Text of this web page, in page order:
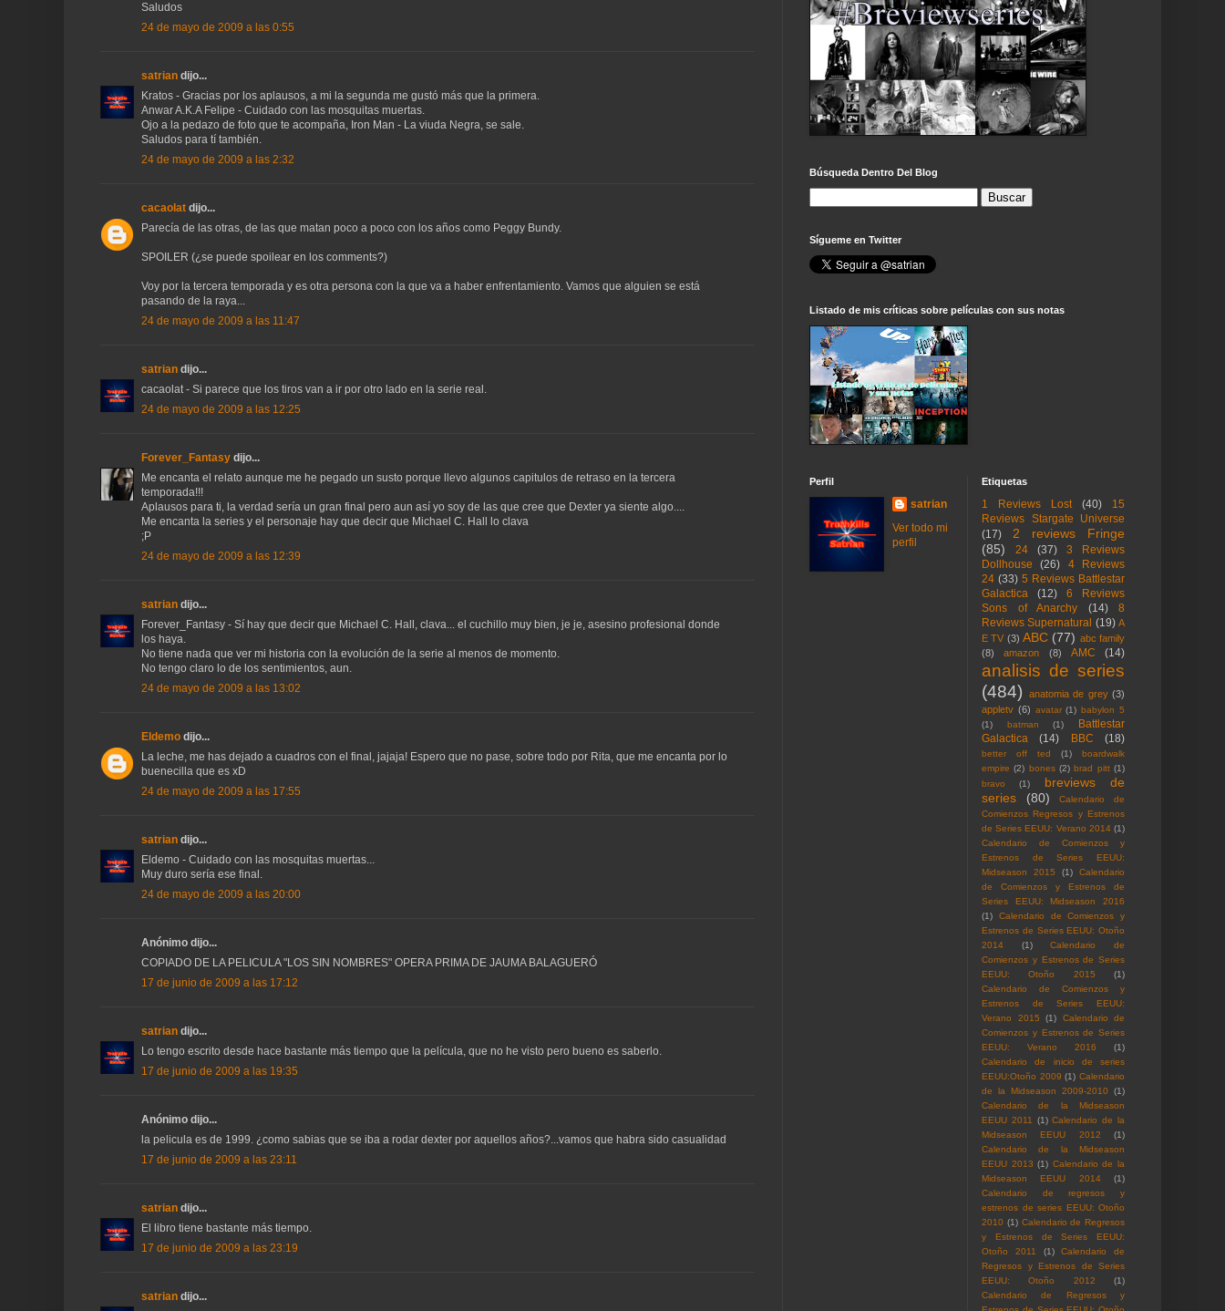
Saludos
24 de mayo de 2009 a las 0:55
satrian dijo...
Kratos - Gracias por los aplausos, a mi la segunda me gustó más que la primera.
Anwar A.K.A Felipe - Cuidado con las mosquitas muertas.
Ojo a la pedazo de foto que te acompaña, Iron Man - La viuda Negra, se sale.
Saludos para tí también.
24 de mayo de 2009 a las 2:32
cacaolat dijo...
Parecía de las otras, de las que matan poco a poco con los años como Peggy Bundy.
SPOILER (¿se puede spoilear en los comments?)
Voy por la tercera temporada y es otra persona con la que va a haber enfrentamiento. Vamos que alguien se está
pasando de la raya...
24 de mayo de 2009 a las 11:47
satrian dijo...
cacaolat - Si parece que los tiros van a ir por otro lado en la serie real.
24 de mayo de 2009 a las 12:25
Forever_Fantasy dijo...
Me encanta el relato aunque me he pegado un susto porque llevo algunos capitulos de retraso en la tercera
temporada!!!
Aplausos para ti, la verdad sería un gran final pero aun así yo soy de las que cree que Dexter ya siente algo....
Me encanta la series y el personaje hay que decir que Michael C. Hall lo clava
;P
24 de mayo de 2009 a las 12:39
satrian dijo...
Forever_Fantasy - Sí hay que decir que Michael C. Hall, clava... el cuchillo muy bien, je je, asesino profesional donde
los haya.
No tiene nada que ver mi historia con la evolución de la serie al menos de momento.
No tengo claro lo de los sentimientos, aun.
24 de mayo de 2009 a las 13:02
Eldemo dijo...
La leche, me has dejado a cuadros con el final, jajaja! Espero que no pase, sobre todo por Rita, que me encanta por lo
buenecilla que es xD
24 de mayo de 2009 a las 17:55
satrian dijo...
Eldemo - Cuidado con las mosquitas muertas...
Muy duro sería ese final.
24 de mayo de 2009 a las 20:00
Anónimo dijo...
COPIADO DE LA PELICULA "LOS SIN NOMBRES" OPERA PRIMA DE JAUMA BALAGUERÓ
17 de junio de 2009 a las 17:12
satrian dijo...
Lo tengo escrito desde hace bastante más tiempo que la película, que no he visto pero bueno es saberlo.
17 de junio de 2009 a las 19:35
Anónimo dijo...
la pelicula es de 1999. ¿como sabias que se iba a rodar dexter por aquellos años?...vamos que habra sido casualidad
17 de junio de 2009 a las 23:11
satrian dijo...
El libro tiene bastante más tiempo.
17 de junio de 2009 a las 23:19
satrian dijo...
Búsqueda Dentro Del Blog
Sígueme en Twitter
Listado de mis críticas sobre películas con sus notas
Perfil
satrian
Ver todo mi
perfil
Etiquetas
1 Reviews Lost (40)
15
Reviews Stargate Universe
(17)
2 reviews Fringe
(85)
24 (37)
3 Reviews
Dollhouse
(26)
4 Reviews
24 (33) 5 Reviews Battlestar
Galactica
(12)
6 Reviews
Sons of Anarchy
(14)
8
Reviews Supernatural (19) A
E TV (3) ABC (77) abc family
(8)
amazon (8) AMC (14)
analisis de series
(484)
anatomia de grey (3)
appletv (6) avatar (1) babylon 5
(1)
batman (1)
Battlestar
Galactica
(14) BBC (18)
better off ted (1)
boardwalk
empire (2) bones (2) brad pitt (1)
bravo
(1)
breviews de
series
(80)
Calendario de
Comienzos Regresos y Estrenos
de Series EEUU: Verano 2014 (1)
Calendario de Comienzos y
Estrenos de Series EEUU:
Midseason 2015
(1)
Calendario
de Comienzos y Estrenos de
Series EEUU: Midseason 2016
(1)
Calendario de Comienzos y
Estrenos de Series EEUU: Otoño
2014
(1)
Calendario de
Comienzos y Estrenos de Series
EEUU: Otoño 2015
(1)
Calendario de Comienzos y
Estrenos de Series EEUU:
Verano 2015
(1)
Calendario de
Comienzos y Estrenos de Series
EEUU: Verano 2016
(1)
Calendario de inicio de series
EEUU:Otoño 2009 (1) Calendario
de la Midseason 2009-2010
(1)
Calendario de la Midseason
EEUU 2011 (1) Calendario de la
Midseason EEUU 2012
(1)
Calendario de la Midseason
EEUU 2013 (1) Calendario de la
Midseason EEUU 2014
(1)
Calendario de regresos y
estrenos de series EEUU: Otoño
2010 (1) Calendario de Regresos
y Estrenos de Series EEUU:
Otoño 2011
(1)
Calendario de
Regresos y Estrenos de Series
EEUU: Otoño 2012
(1)
Calendario de Regresos y